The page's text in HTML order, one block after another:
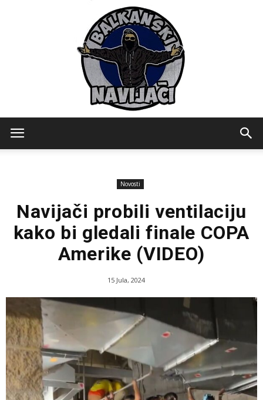
Novosti
Navijači probili ventilaciju
kako bi gledali finale COPA
Amerike (VIDEO)
15 Jula, 2024